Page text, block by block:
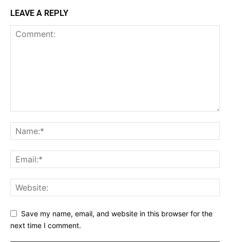
LEAVE A REPLY
Save my name, email, and website in this browser for the
next time I comment.